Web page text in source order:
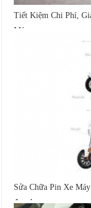
Tiết Kiệm Chi Phí,
Máy...
Sửa Chữa Pin Xe
đoạn!